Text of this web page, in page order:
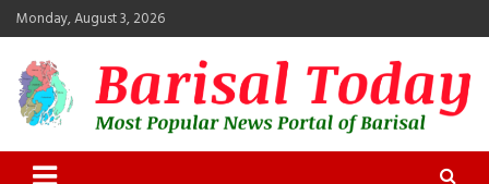
Skip
to
content
Monday, August 3, 2026
Barisal Today
The Most Popular News Portal in Barisal